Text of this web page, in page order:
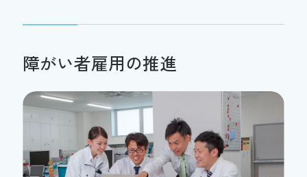
障がい者雇用の推進